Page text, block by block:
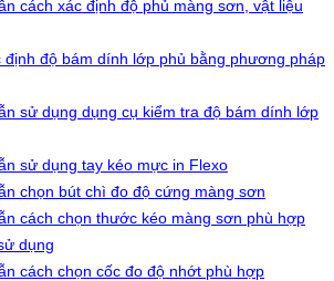
cách xác định độ phủ màng sơn, vật liệu
định độ bám dính lớp phủ bằng phương pháp
sử dụng dụng cụ kiểm tra độ bám dính lớp
sử dụng tay kéo mực in Flexo
chọn bút chì đo độ cứng màng sơn
cách chọn thước kéo màng sơn phù hợp
dụng
cách chọn cốc đo độ nhớt phù hợp